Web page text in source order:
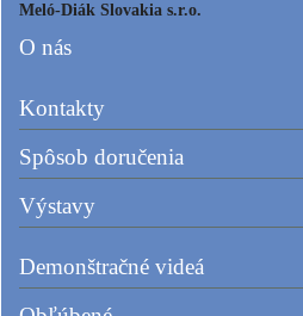
Meló-Diák Slovakia s.r.o.
O nás
Kontakty
Spôsob doručenia
Výstavy
Demonštračné videá